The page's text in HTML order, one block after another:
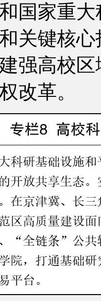
国家重
关键核
强高校
改革。